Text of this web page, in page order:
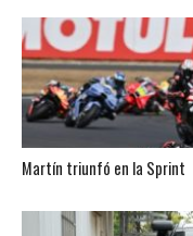
Martín triunfó en la Sprint